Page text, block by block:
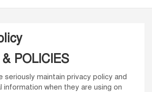
POLICIES
seriously maintain privacy policy and
information when they are using on